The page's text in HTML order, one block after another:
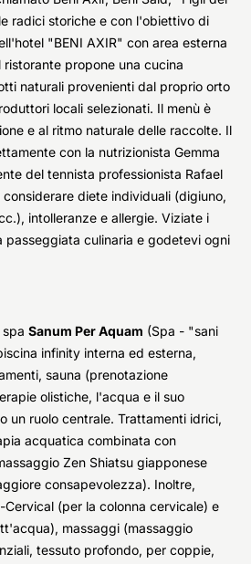
radici storiche e con l'obiettivo di
"BENI AXIR" con area esterna
propone una cucina
naturali provenienti dal proprio orto
locali selezionati. Il menù è
e al ritmo naturale delle raccolte. Il
con la nutrizionista Gemma
del tennista professionista Rafael
diete individuali (digiuno,
intolleranze e allergie. Viziate i
passeggiata culinaria e godetevi ogni
Sanum Per Aquam (Spa - "sani
infinity interna ed esterna,
sauna (prenotazione
olistiche, l'acqua e il suo
un ruolo centrale. Trattamenti idrici,
acquatica combinata con
Zen Shiatsu giapponese
consapevolezza). Inoltre,
(per la colonna cervicale) e
massaggi (massaggio
tessuto profondo, per coppie,